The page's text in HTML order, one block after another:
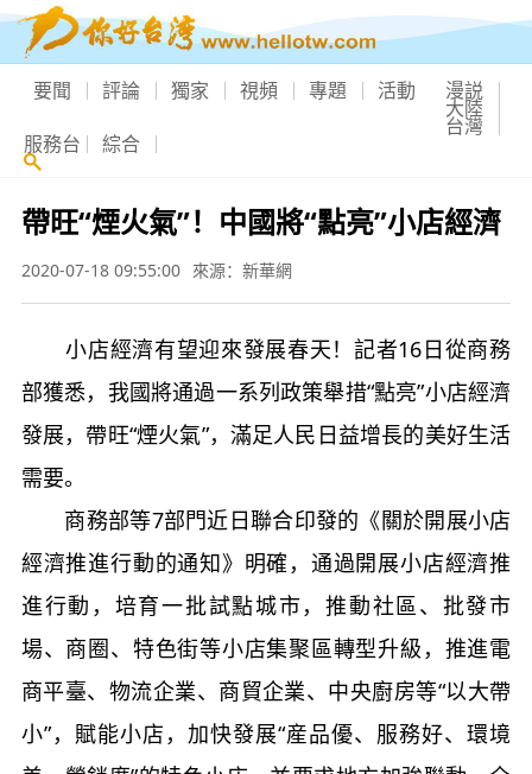
要聞 評論 獨家 視頻 專題 活動 漫説
大陸
台灣
服務台 綜合
帶旺“煙火氣”！中國將“點亮”小店經濟
2020-07-18 09:55:00 來源：新華網
小店經濟有望迎來發展春天！記者16日從商務
部獲悉，我國將通過一系列政策舉措“點亮”小店經濟
發展，帶旺“煙火氣”，滿足人民日益增長的美好生活
需要。
商務部等7部門近日聯合印發的《關於開展小店
經濟推進行動的通知》明確，通過開展小店經濟推
進行動，培育一批試點城市，推動社區、批發市
場、商圈、特色街等小店集聚區轉型升級，推進電
商平臺、物流企業、商貿企業、中央廚房等“以大帶
小”，賦能小店，加快發展“産品優、服務好、環境